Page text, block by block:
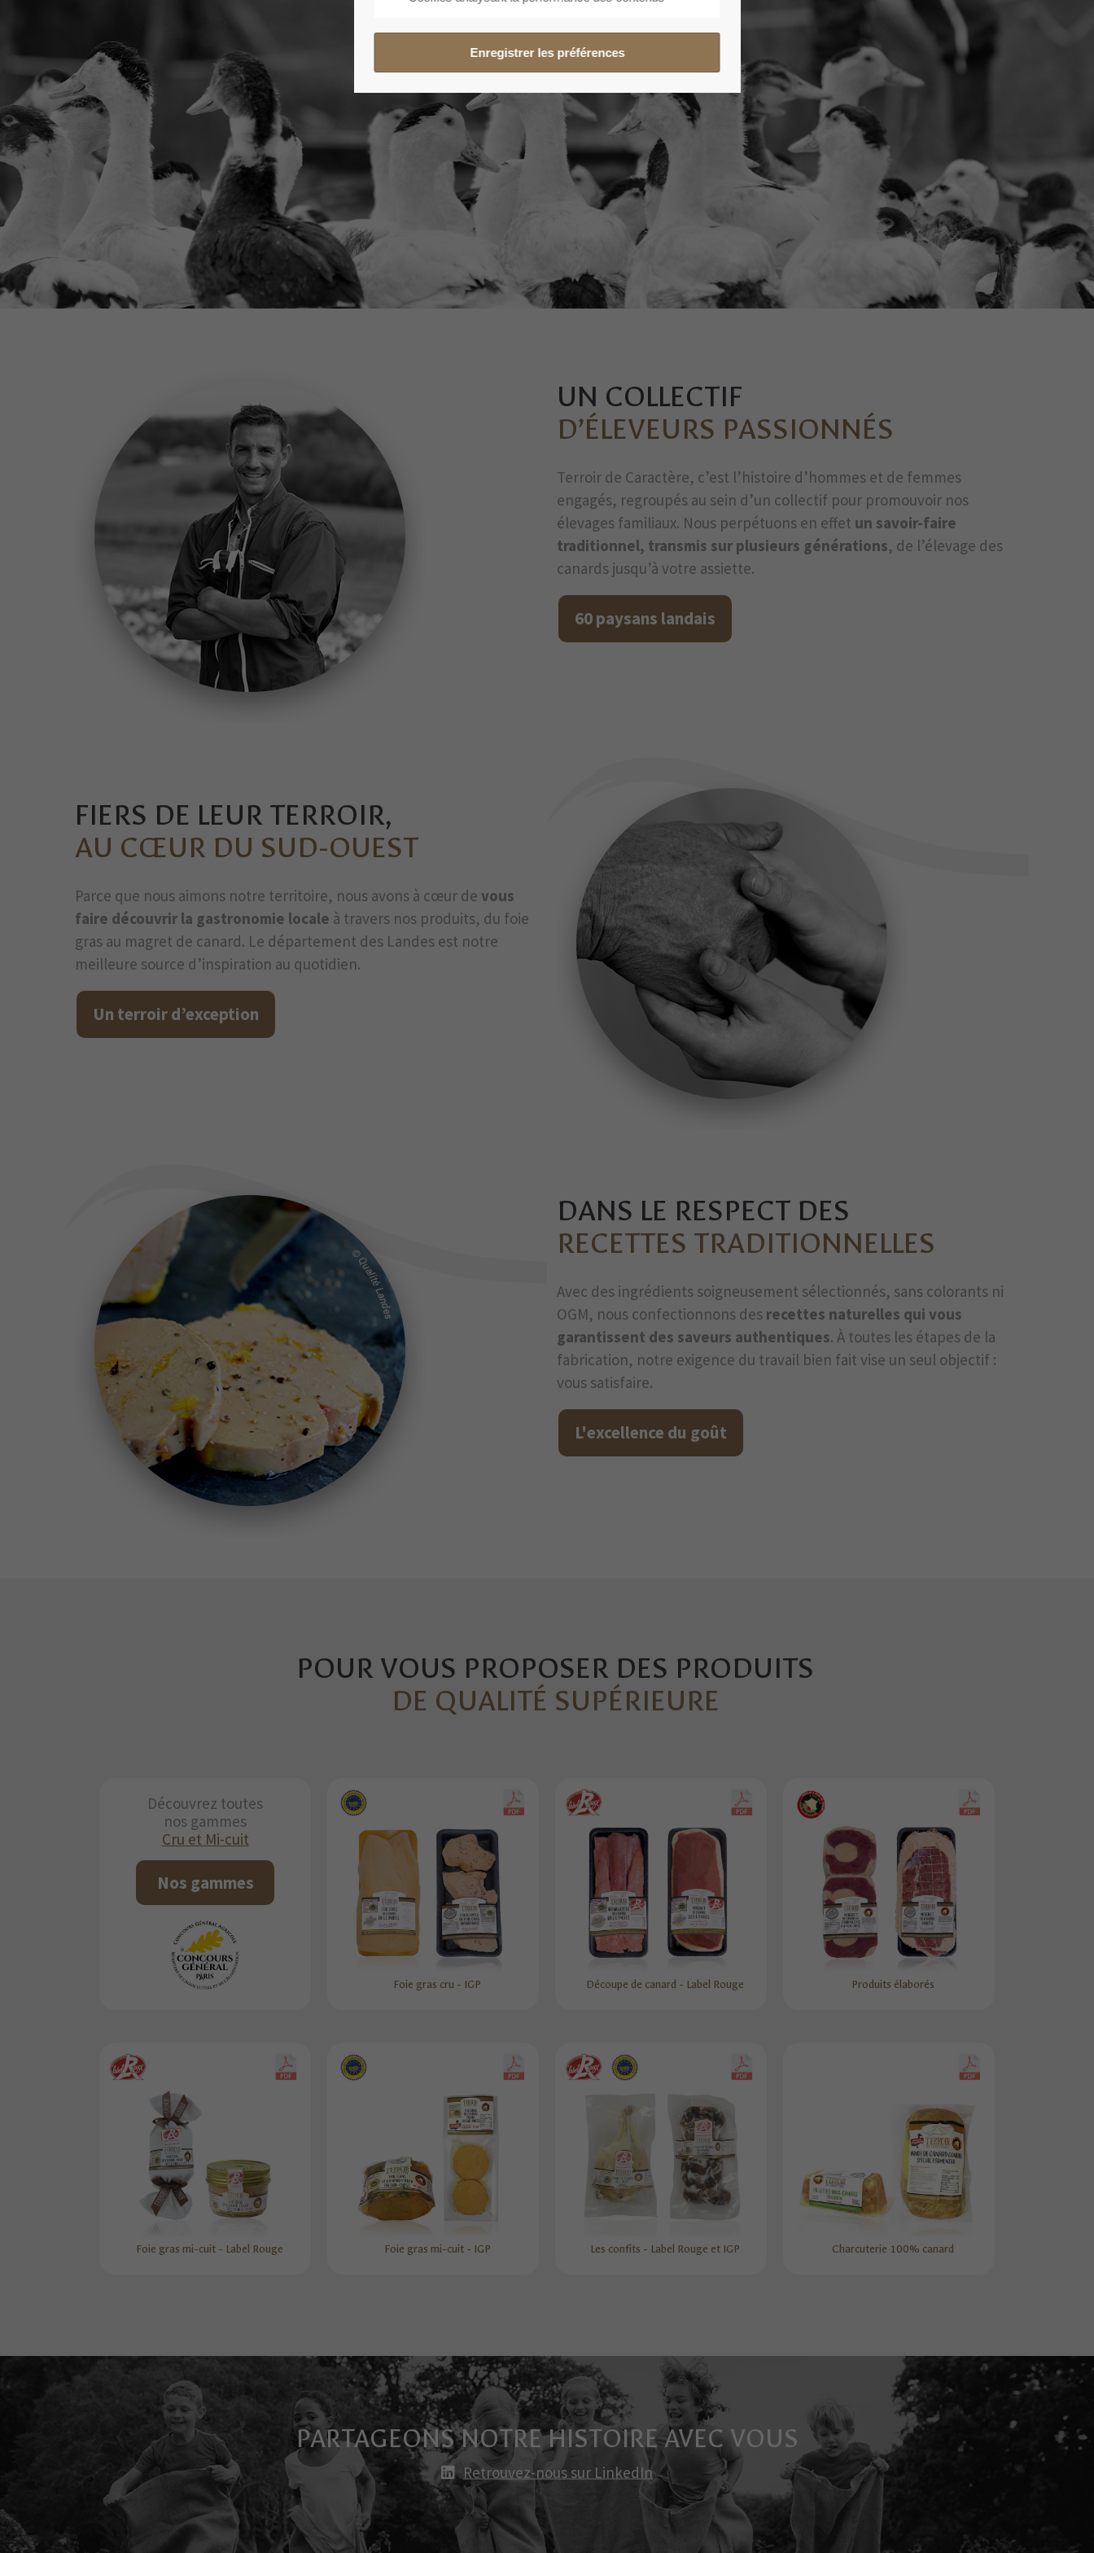
UN COLLECTIF
D’ÉLEVEURS PASSIONNÉS
Terroir de Caractère, c’est l’histoire d’hommes et de femmes
engagés, regroupés au sein d’un collectif pour promouvoir nos
élevages familiaux. Nous perpétuons en effet un savoir-faire
traditionnel, transmis sur plusieurs générations, de l’élevage des
canards jusqu’à votre assiette.
60 paysans landais
FIERS DE LEUR TERROIR,
AU CŒUR DU SUD-OUEST
Parce que nous aimons notre territoire, nous avons à cœur devous
faire découvrir la gastronomie locale à travers nos produits, du foie
gras au magret de canard. Le département des Landes est notre
meilleure source d’inspiration au quotidien.
Un terroir d’exception
DANS LE RESPECT DES
RECETTES TRADITIONNELLES
Avec des ingrédients soigneusement sélectionnés, sans colorants ni
OGM, nous confectionnons des recettes naturelles qui vous
garantissent des saveurs authentiques. À toutes les étapes de la
fabrication, notre exigence du travail bien fait vise un seul objectif :
vous satisfaire.
L'excellence du goût
POUR VOUS PROPOSER DES PRODUITS
DE QUALITÉ SUPÉRIEURE
Découvrez toutes
nos gammes
Cru et Mi-cuit
Nos gammes
Foie gras cru - IGP Découpe de canard - Label Rouge Produits élaborés
Foie gras mi-cuit - Label Rouge Foie gras mi-cuit - IGP Les confits - Label Rouge et IGP Charcuterie 100% canard
PARTAGEONS NOTRE HISTOIRE AVEC VOUS
Retrouvez-nous sur LinkedIn